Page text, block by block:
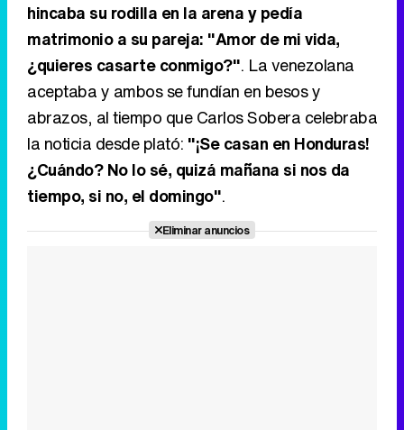
hincaba su rodilla en la arena y pedía
matrimonio a su pareja: "Amor de mi vida,
¿quieres casarte conmigo?". La venezolana
aceptaba y ambos se fundían en besos y
abrazos, al tiempo que Carlos Sobera celebraba
la noticia desde plató: "¡Se casan en Honduras!
¿Cuándo? No lo sé, quizá mañana si nos da
tiempo, si no, el domingo".
Eliminar anuncios